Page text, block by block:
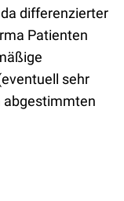
differenzierter
Patienten
sehr
abgestimmten